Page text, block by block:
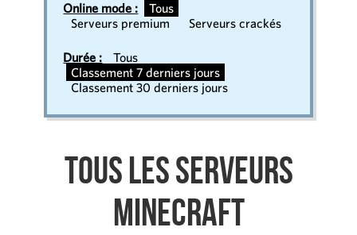
Online mode :
Tous
Serveurs premium
Serveurs crackés
Durée :
Tous
Classement 7 derniers jours
Classement 30 derniers jours
Tous les serveurs
Minecraft